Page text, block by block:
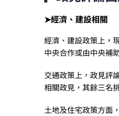
➤經濟、建設相關
經濟、建設政策上，
中央合作或由中央補
交通政策上，政見評
相關政見，其餘三名
土地及住宅政策方面